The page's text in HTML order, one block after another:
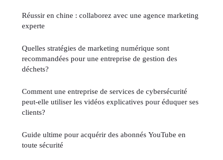
Réussir en chine : collaborez avec une agence marketing
experte
Quelles stratégies de marketing numérique sont
recommandées pour une entreprise de gestion des
déchets?
Comment une entreprise de services de cybersécurité
peut-elle utiliser les vidéos explicatives pour éduquer ses
clients?
Guide ultime pour acquérir des abonnés YouTube en
toute sécurité